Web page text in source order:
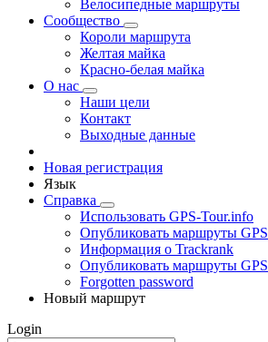
Велосипедные маршруты
Сообщество
Короли маршрута
Желтая майка
Красно-белая майка
О нас
Наши цели
Контакт
Выходные данные
Новая регистрация
Язык
Справка
Использовать GPS-Tour.info
Опубликовать маршруты GPS
Информация о Trackrank
Опубликовать маршруты GPS
Forgotten password
Новый маршрут
Login